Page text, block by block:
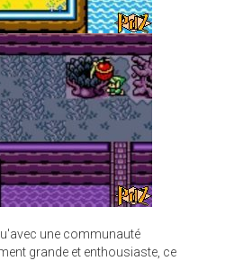
une communauté
grande et enthousiaste, ce